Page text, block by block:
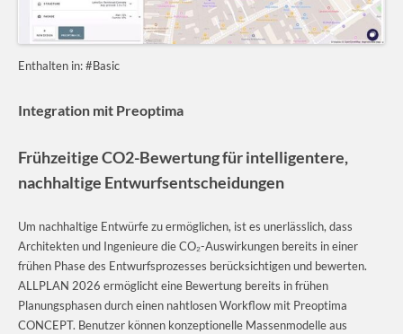
Enthalten in: #Basic
Integration mit Preoptima
Frühzeitige CO2-Bewertung für intelligentere,
nachhaltige Entwurfsentscheidungen
Um nachhaltige Entwürfe zu ermöglichen, ist es unerlässlich, dass
Architekten und Ingenieure die CO₂-Auswirkungen bereits in einer
frühen Phase des Entwurfsprozesses berücksichtigen und bewerten.
ALLPLAN 2026 ermöglicht eine Bewertung bereits in frühen
Planungsphasen durch einen nahtlosen Workflow mit Preoptima
CONCEPT. Benutzer können konzeptionelle Massenmodelle aus